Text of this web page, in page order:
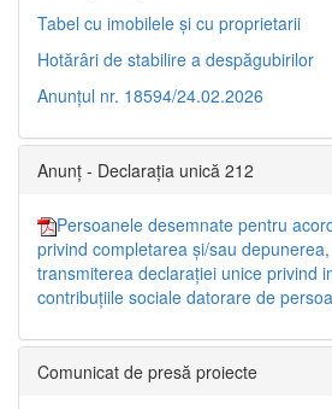
Tabel cu imobilele și cu proprietarii
Hotărâri de stabilire a despăgubirilor
Anunțul nr. 18594/24.02.2026
Anunț - Declarația unică 212
Persoanele desemnate pentru
privind completarea și/sau
transmiterea declarației unice privind
contribuțiile sociale datorare de
Comunicat de presă proiecte